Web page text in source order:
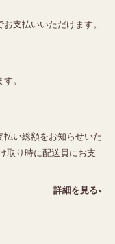
支払いいただけます。
。
払い総額をお知らせいた
取り時に配送員にお支
詳細を見る